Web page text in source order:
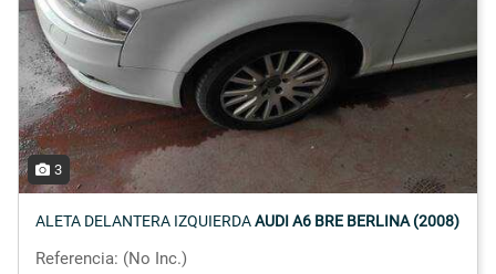
3
ALETA DELANTERA IZQUIERDAAUDI A6 BRE BERLINA (2008)
Referencia: (No Inc.)